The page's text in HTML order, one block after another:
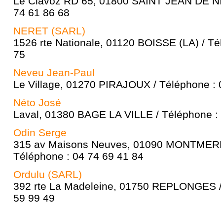
74 61 86 68
NERET (SARL)
1526 rte Nationale, 01120 BOISSE (LA) /
75
Neveu Jean-Paul
Le Village, 01270 PIRAJOUX / Téléphone :
Néto José
Laval, 01380 BAGE LA VILLE / Téléphone
Odin Serge
315 av Maisons Neuves, 01090
Téléphone : 04 74 69 41 84
Ordulu (SARL)
392 rte La Madeleine, 01750 REPLONGES
59 99 49